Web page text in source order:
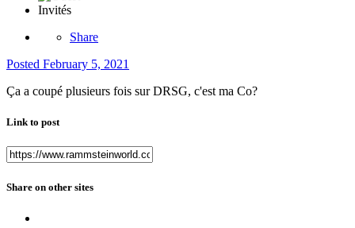
Invités
Share
Posted February 5, 2021
Ça a coupé plusieurs fois sur DRSG, c'est ma Co?
Link to post
Share on other sites